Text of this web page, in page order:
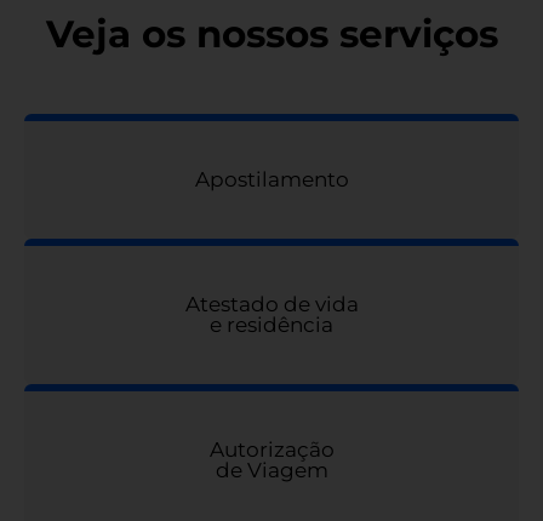
Veja os nossos serviços
Apostilamento
Atestado de vida
e residência
Autorização
de Viagem